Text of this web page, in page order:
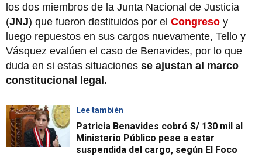
los dos miembros de la Junta Nacional de Justicia
(JNJ) que fueron destituidos por el Congreso y
luego repuestos en sus cargos nuevamente, Tello y
Vásquez evalúen el caso de Benavides, por lo que
duda en si estas situaciones se ajustan al marco
constitucional legal.
Lee también
Patricia Benavides cobró S/ 130 mil al
Ministerio Público pese a estar
suspendida del cargo, según El Foco